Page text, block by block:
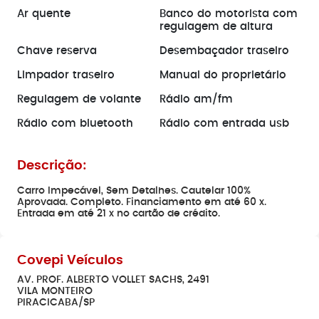
Ar quente
Banco do motorista com
regulagem de altura
Chave reserva Desembaçador traseiro
Limpador traseiro Manual do proprietário
Regulagem de volante Rádio am/fm
Rádio com bluetooth Rádio com entrada usb
Descrição:
Carro Impecável, Sem Detalhes. Cautelar 100%
Aprovada. Completo. Financiamento em até 60 x.
Entrada em até 21 x no cartão de crédito.
Covepi Veículos
AV. PROF. ALBERTO VOLLET SACHS, 2491
VILA MONTEIRO
PIRACICABA/SP